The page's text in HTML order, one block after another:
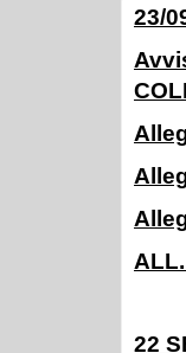
23/
22